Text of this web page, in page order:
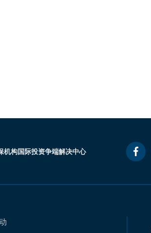
机构国际投资争端解决中心